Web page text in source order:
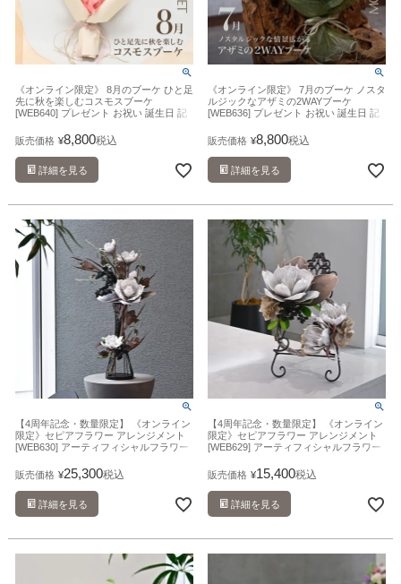
《オンライン限定》 8月のブーケ ひと足
先に秋を楽しむコスモスブーケ
[WEB640] プレゼント お祝い 誕生日 記
販売価格 ¥8,800税込
詳細を見る
《オンライン限定》 7月のブーケ ノスタ
ルジックなアザミの2WAYブーケ
[WEB636] プレゼント お祝い 誕生日 記
販売価格 ¥8,800税込
詳細を見る
【4周年記念・数量限定】 《オンライン
限定》セピアフラワー アレンジメント
[WEB630] アーティフィシャルフラワー
販売価格 ¥25,300税込
詳細を見る
【4周年記念・数量限定】 《オンライン
限定》セピアフラワー アレンジメント
[WEB629] アーティフィシャルフラワー
販売価格 ¥15,400税込
詳細を見る